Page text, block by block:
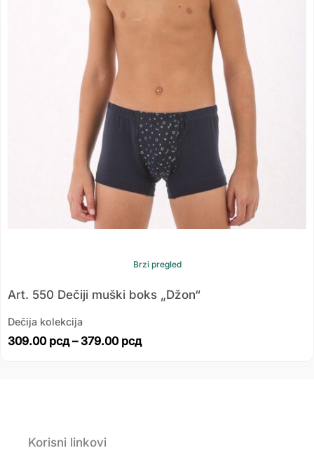
Brzi pregled
Art. 550 Dečiji muški boks „Džon“
Dečija kolekcija
309.00 рсд – 379.00 рсд
Korisni linkovi